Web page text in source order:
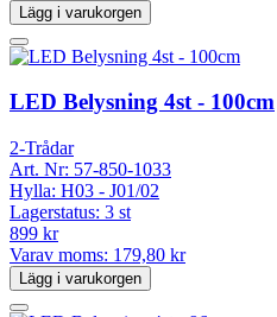
Lägg i varukorgen
LED Belysning 4st - 100cm
2-Trådar
Art. Nr: 57-850-1033
Hylla: H03 - J01/02
Lagerstatus: 3 st
899 kr
Varav moms: 179,80 kr
Lägg i varukorgen